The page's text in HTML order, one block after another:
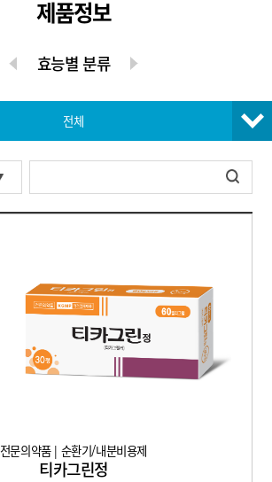
제품정보
효능별 분류
전체
전문의약품 | 순환기/내분비용제
티카그린정